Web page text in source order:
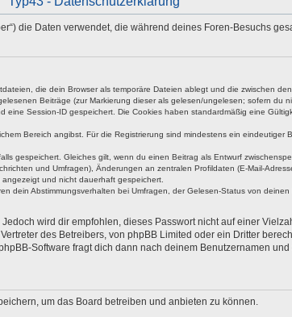
die Daten verwendet, die während deines Foren-Besuchs
die dein Browser als temporäre Dateien ablegt und die zwischen
Beiträge (zur Markierung dieser als gelesen/ungelesen; sofern du
Session-ID gespeichert. Die Cookies haben standardmäßig eine
Bereich angibst. Für die Registrierung sind mindestens ein
gespeichert. Gleiches gilt, wenn du einen Beitrag als Entwurf
und Umfragen), Änderungen an zentralen Profildaten (E-Mail-
angezeigt und nicht dauerhaft gespeichert.
dein Abstimmungsverhalten bei Umfragen, der Gelesen-Status von
wird dir empfohlen, dieses Passwort nicht auf einer
des Betreibers, von phpBB Limited oder ein Dritter
Software fragt dich dann nach deinem Benutzernamen
um das Board betreiben und anbieten zu können.